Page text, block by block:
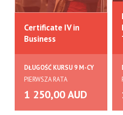
Certificate IV in
Business
DŁUGOŚĆ KURSU 9 M-CY
PIERWSZA RATA
1 250,00 AUD